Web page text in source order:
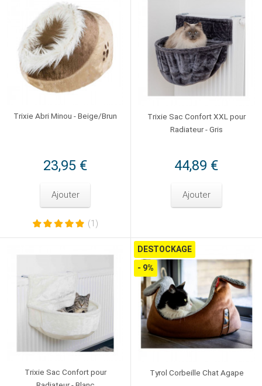
Trixie Abri Minou - Beige/Brun
23,95 €
Ajouter
(1)
Trixie Sac Confort XXL pour
Radiateur - Gris
44,89 €
Ajouter
Trixie Sac Confort pour
DESTOCKAGE
- 9%
Tyrol Corbeille Chat Agape